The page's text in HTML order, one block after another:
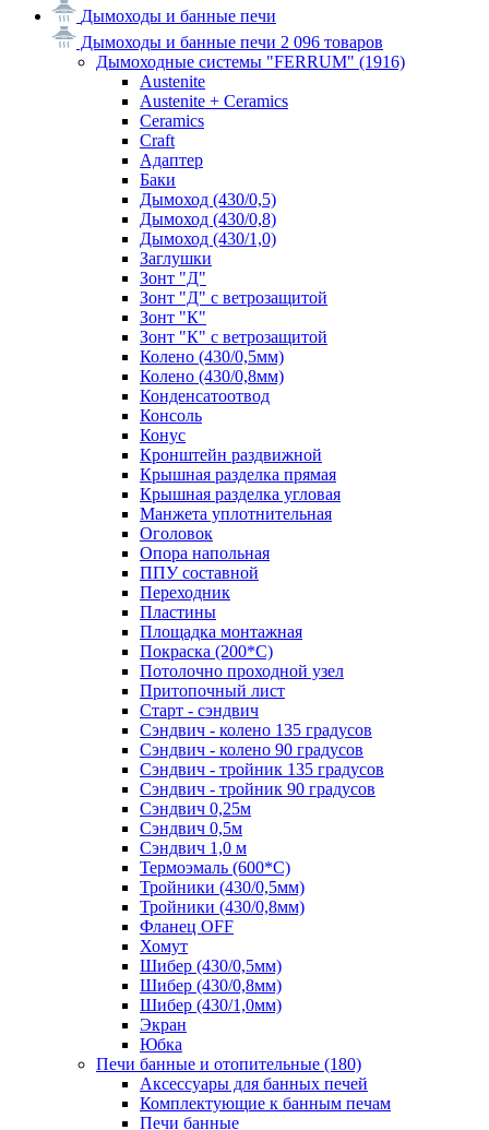
Дымоходы и банные печи
Дымоходы и банные печи 2 096 товаров
Дымоходные системы "FERRUM" (1916)
Austenite
Austenite + Ceramics
Ceramics
Craft
Адаптер
Баки
Дымоход (430/0,5)
Дымоход (430/0,8)
Дымоход (430/1,0)
Заглушки
Зонт "Д"
Зонт "Д" с ветрозащитой
Зонт "К"
Зонт "К" с ветрозащитой
Колено (430/0,5мм)
Колено (430/0,8мм)
Конденсатоотвод
Консоль
Конус
Кронштейн раздвижной
Крышная разделка прямая
Крышная разделка угловая
Манжета уплотнительная
Оголовок
Опора напольная
ППУ составной
Переходник
Пластины
Площадка монтажная
Покраска (200*С)
Потолочно проходной узел
Притопочный лист
Старт - сэндвич
Сэндвич - колено 135 градусов
Сэндвич - колено 90 градусов
Сэндвич - тройник 135 градусов
Сэндвич - тройник 90 градусов
Сэндвич 0,25м
Сэндвич 0,5м
Сэндвич 1,0 м
Термоэмаль (600*С)
Тройники (430/0,5мм)
Тройники (430/0,8мм)
Фланец OFF
Хомут
Шибер (430/0,5мм)
Шибер (430/0,8мм)
Шибер (430/1,0мм)
Экран
Юбка
Печи банные и отопительные (180)
Аксессуары для банных печей
Комплектующие к банным печам
Печи банные